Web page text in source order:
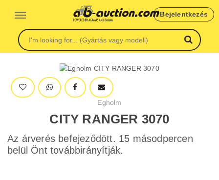
Bejelentkezés
Egholm
CITY RANGER 3070
Az árverés befejeződött. 15 másodpercen
belül Önt továbbirányítják.